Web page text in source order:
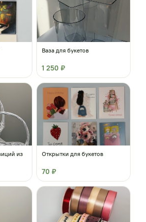
Ваза для букетов
1 250 ₽
из
Открытки для букетов
70 ₽